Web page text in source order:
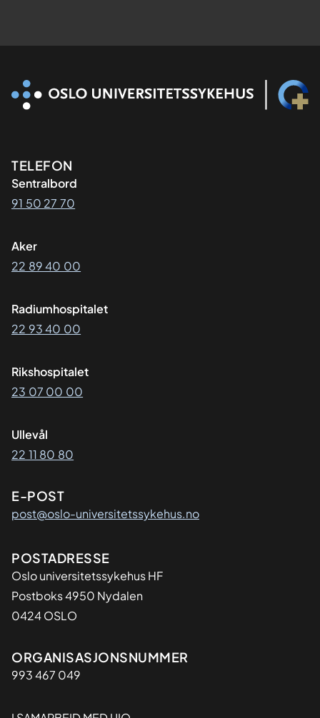
Kontaktinformasjon
TELEFON
Sentralbord
91 50 27 70
Aker
22 89 40 00
Radiumhospitalet
22 93 40 00
Rikshospitalet
23 07 00 00
Ullevål
22 11 80 80
E-POST
post@oslo-universitetssykehus.no
Adresse
POSTADRESSE
Oslo universitetssykehus HF
Postboks 4950 Nydalen
0424 OSLO
Organisasjon
ORGANISASJONSNUMMER
993 467 049